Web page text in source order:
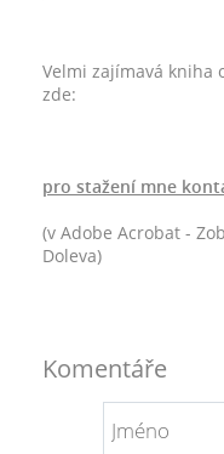
Velmi zajímavá kniha
zde:
pro stažení mne
(v Adobe Acrobat -
Doleva)
Komentáře